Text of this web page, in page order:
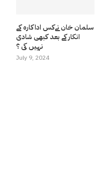
سلمان خان نےکس اداکارہ کے
انکار کے بعد کبھی شادی
نہیں کی ؟
July 9, 2024